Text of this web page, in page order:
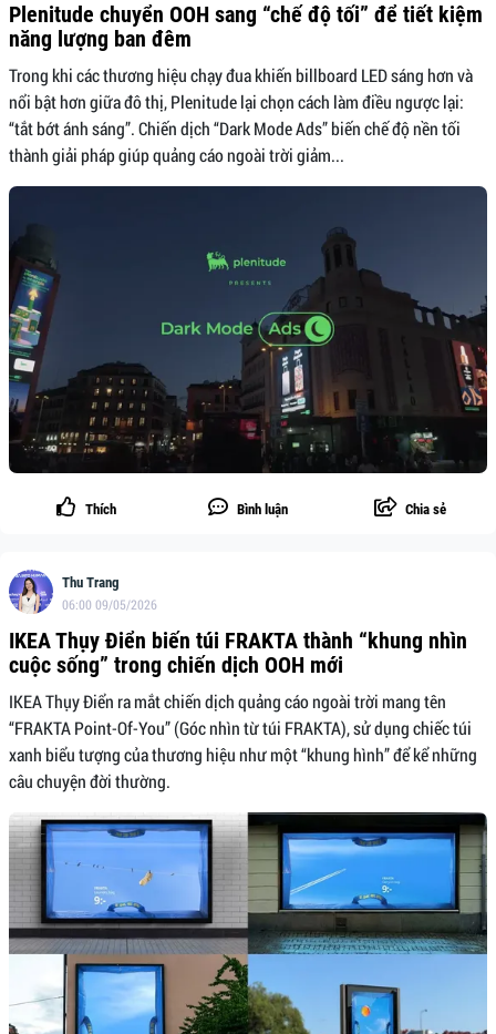
Plenitude chuyển OOH sang “chế độ tối” để tiết kiệm
năng lượng ban đêm
Trong khi các thương hiệu chạy đua khiến billboard LED sáng hơn và
nổi bật hơn giữa đô thị, Plenitude lại chọn cách làm điều ngược lại:
“tắt bớt ánh sáng”. Chiến dịch “Dark Mode Ads” biến chế độ nền tối
thành giải pháp giúp quảng cáo ngoài trời giảm...
Thích Bình luận Chia sẻ
Thu Trang
06:00 09/05/2026
IKEA Thụy Điển biến túi FRAKTA thành “khung nhìn
cuộc sống” trong chiến dịch OOH mới
IKEA Thụy Điển ra mắt chiến dịch quảng cáo ngoài trời mang tên
“FRAKTA Point-Of-You” (Góc nhìn từ túi FRAKTA), sử dụng chiếc túi
xanh biểu tượng của thương hiệu như một “khung hình” để kể những
câu chuyện đời thường.